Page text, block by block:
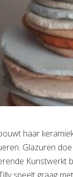
haar
Glazuren
Kunstwerkt
speelt graag